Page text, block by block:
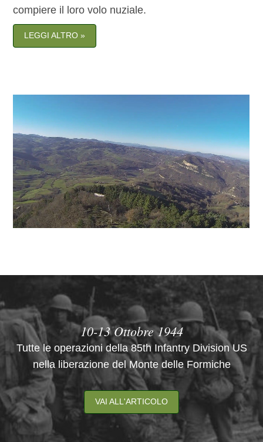
compiere il loro volo nuziale.
LEGGI ALTRO »
10-13 Ottobre 1944
Tutte le operazioni della 85th Infantry Division US
nella liberazione del Monte delle Formiche
VAI ALL'ARTICOLO